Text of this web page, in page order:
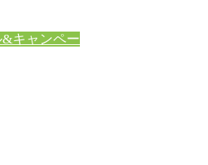
キャンペー